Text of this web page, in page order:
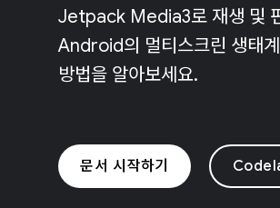
Jetpack Media3로 재생 및
Android의 멀티스크린 생태
방법을 알아보세요.
문서 시작하기